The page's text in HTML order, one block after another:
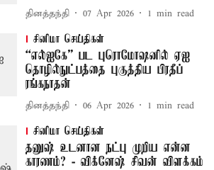
தினத்தந்தி 07 Apr 2026 1 min read
சினிமா செய்திகள்
“எல்ஐகே” பட புரொமோஷனில் ஏஐ
தொழில்நுட்பத்தை புகுத்திய பிரதீப்
ரங்கநாதன்
தினத்தந்தி 06 Apr 2026 1 min read
சினிமா செய்திகள்
தனுஷ் உடனான நட்பு முறிய என்ன
காரணம்? - விக்னேஷ் சிவன் விளக்கம்